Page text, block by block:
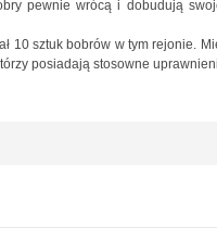
pewnie wrócą i dobudują
10 sztuk bobrów w tym rejonie.
posiadają stosowne